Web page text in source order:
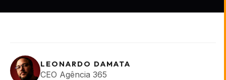
LEONARDO DAMATA
CEO Agência 365